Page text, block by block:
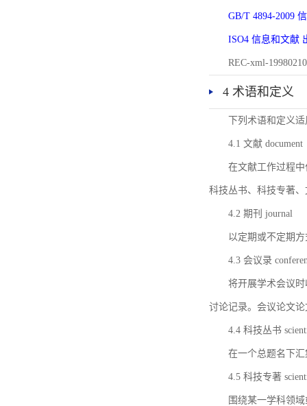
GB/T 4894-2009
ISO4 信息和文献
REC-xml-
4 术语和定义
下列术语和定义
4.1 文献 document
在文献工作过程
科技丛书、科技专著
4.2 期刊 journal
以定期或不定期
4.3 会议录
将开展学术会议
讨论记录。会议论文
4.4 科技丛书
在一个总题名下
4.5 科技专著
围绕某一学科领